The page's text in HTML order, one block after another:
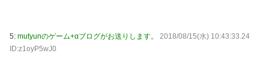
5: mutyunのゲーム+αブログがお送りします。
2018/08/15(水) 10:43:33.24
ID:z1oyP5wJ0